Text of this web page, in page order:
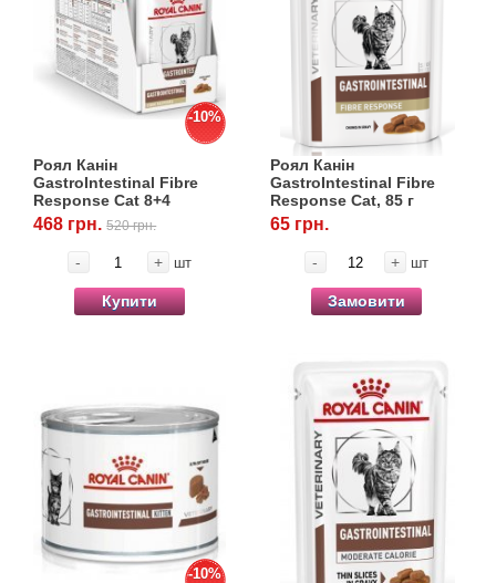
-10%
Роял Канін
GastroIntestinal Fibre
Response Cat 8+4
468 грн.520 грн.
- + шт
Купити
Роял Канін
GastroIntestinal Fibre
Response Cat, 85 г
65 грн.
- + шт
Замовити
-10%
Товари для голубів
Товари для гризунів
Товари для коней
Товари для людей
Хозряд - господарчі товари оптом
Популярні зоотоварі